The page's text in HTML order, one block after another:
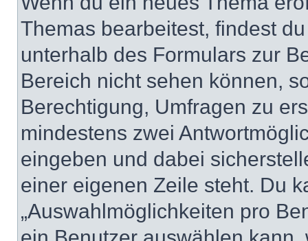
Themas bearbeitest, findest
unterhalb des Formulars zur
Bereich nicht sehen können,
Berechtigung, Umfragen zu
mindestens zwei
eingeben und dabei
einer eigenen Zeile steht. Du
„Auswahlmöglichkeiten pro